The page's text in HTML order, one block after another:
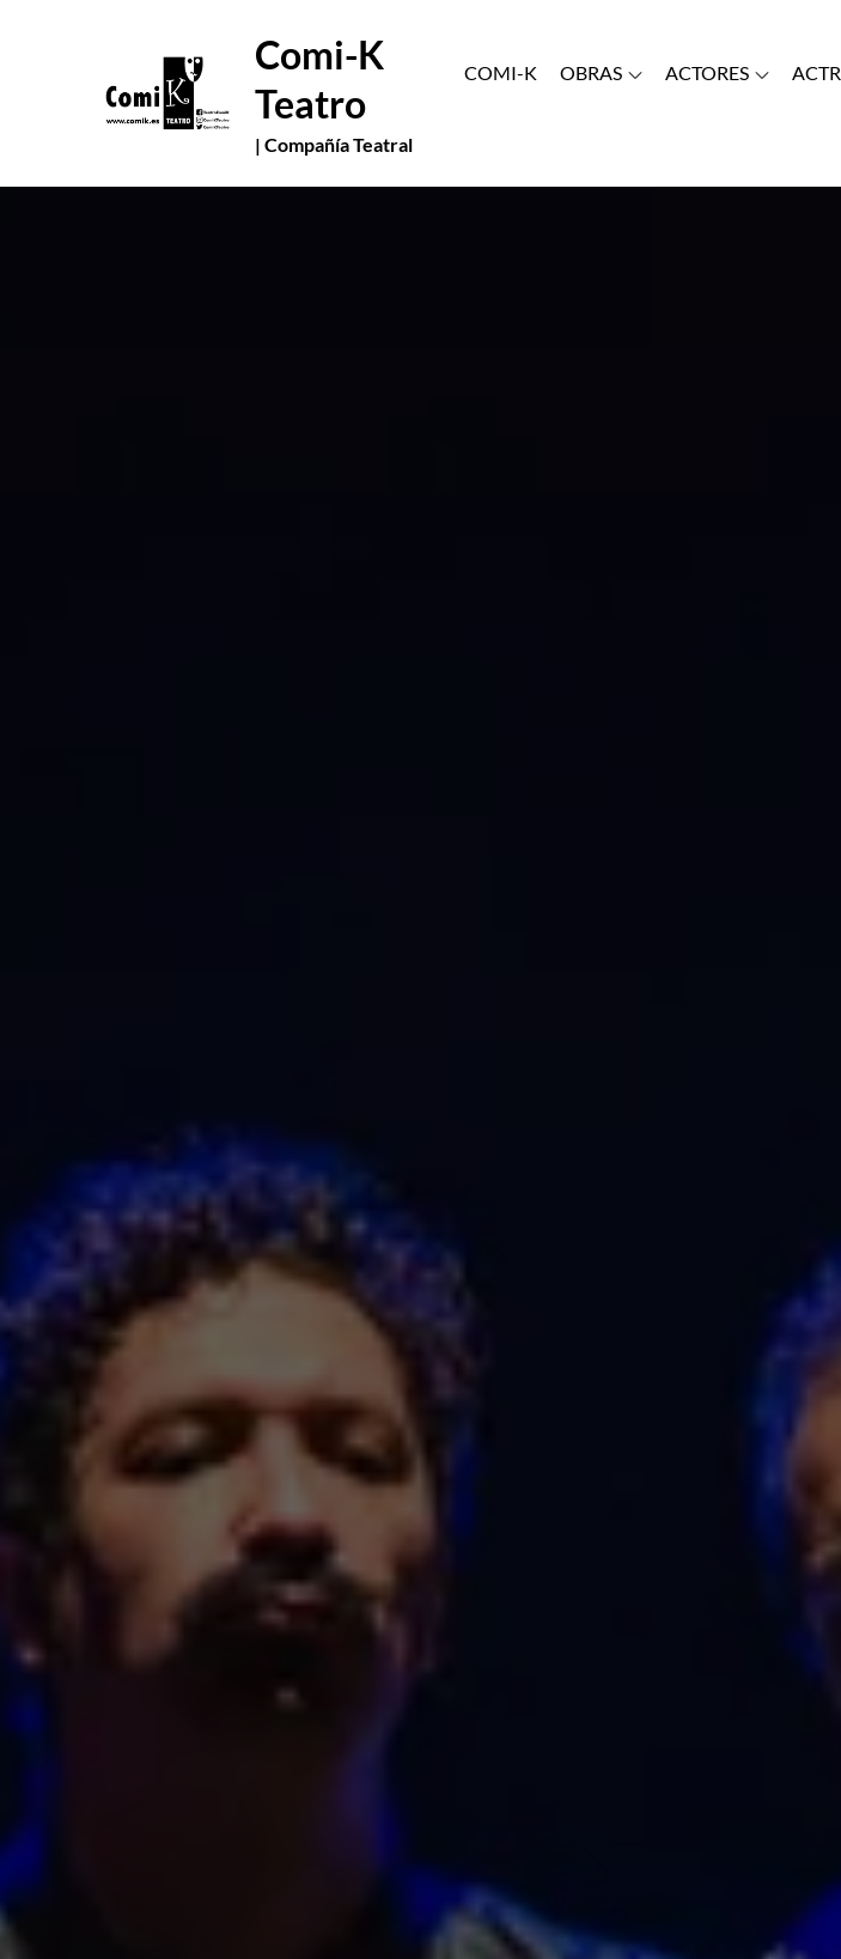
Comi-K
Teatro
| Compañía Teatral
COMI-K OBRAS ACTORES